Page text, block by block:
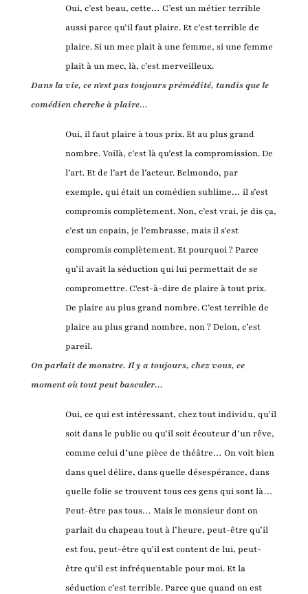
Oui, c’est beau, cette… C’est un métier terrible
aussi parce qu’il faut plaire. Et c’est terrible de
plaire. Si un mec plait à une femme, si une femme
plait à un mec, là, c’est merveilleux.
Dans la vie, ce n’est pas toujours prémédité, tandis que le
comédien cherche à plaire…
Oui, il faut plaire à tous prix. Et au plus grand
nombre. Voilà, c’est là qu’est la compromission. De
l’art. Et de l’art de l’acteur. Belmondo, par
exemple, qui était un comédien sublime… il s’est
compromis complètement. Non, c’est vrai, je dis ça,
c’est un copain, je l’embrasse, mais il s’est
compromis complètement. Et pourquoi ? Parce
qu’il avait la séduction qui lui permettait de se
compromettre. C'est-à-dire de plaire à tout prix.
De plaire au plus grand nombre. C’est terrible de
plaire au plus grand nombre, non ? Delon, c’est
pareil.
On parlait de monstre. Il y a toujours, chez vous, ce
moment où tout peut basculer…
Oui, ce qui est intéressant, chez tout individu, qu’il
soit dans le public ou qu’il soit écouteur d’un rêve,
comme celui d’une pièce de théâtre… On voit bien
dans quel délire, dans quelle désespérance, dans
quelle folie se trouvent tous ces gens qui sont là…
Peut-être pas tous… Mais le monsieur dont on
parlait du chapeau tout à l’heure, peut-être qu’il
est fou, peut-être qu’il est content de lui, peut-
être qu’il est infréquentable pour moi. Et la
séduction c’est terrible. Parce que quand on est